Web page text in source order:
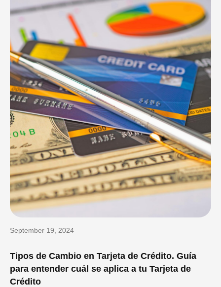
Tipos de Cambio en Tarjeta de Crédito. Guía
para entender cuál se aplica a tu Tarjeta de
Crédito
September 19, 2024